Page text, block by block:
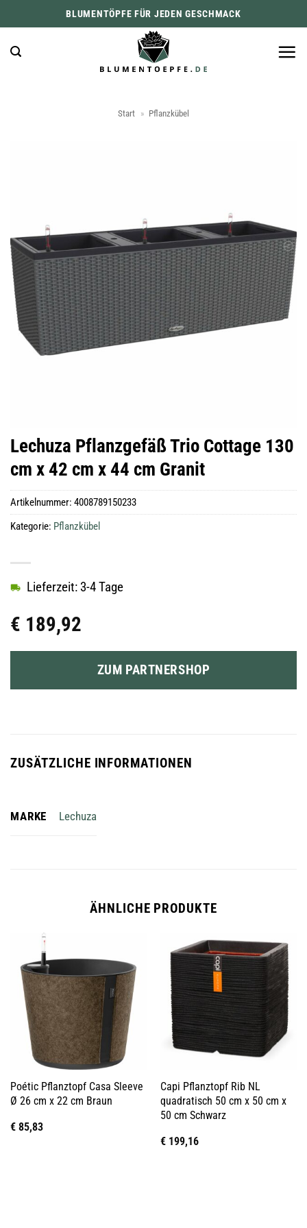
Inhalt
springen
BLUMENTÖPFE FÜR JEDEN GESCHMACK
Start » Pflanzkübel
Lechuza Pflanzgefäß Trio Cottage 130
cm x 42 cm x 44 cm Granit
€ 189,92
Lieferzeit: 3-4 Tage
ZUM PARTNERSHOP
Artikelnummer: 4008789150233
Kategorie: Pflanzkübel
ZUSÄTZLICHE INFORMATIONEN
MARKE Lechuza
ÄHNLICHE PRODUKTE
Poétic Pflanztopf Casa Sleeve
Ø 26 cm x 22 cm Braun
€85,83
Capi Pflanztopf Rib NL
quadratisch 50 cm x 50 cm x
50 cm Schwarz
€199,16